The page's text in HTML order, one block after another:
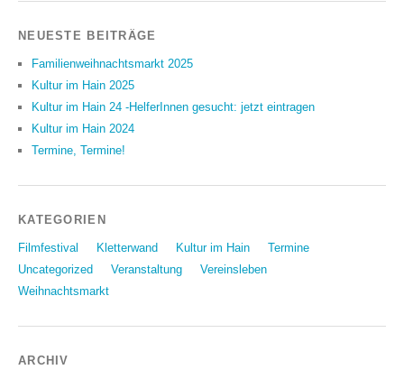
NEUESTE BEITRÄGE
Familienweihnachtsmarkt 2025
Kultur im Hain 2025
Kultur im Hain 24 -HelferInnen gesucht: jetzt eintragen
Kultur im Hain 2024
Termine, Termine!
KATEGORIEN
Filmfestival Kletterwand Kultur im Hain
Termine
Uncategorized
Veranstaltung
Vereinsleben
Weihnachtsmarkt
ARCHIV